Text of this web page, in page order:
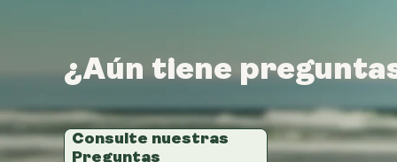
¿Aún tiene
Consulte nuestras
Preguntas
¿Aún tiene
Consulte nuestras
Preguntas
¿Aún tiene
Consulte nuestras
Preguntas